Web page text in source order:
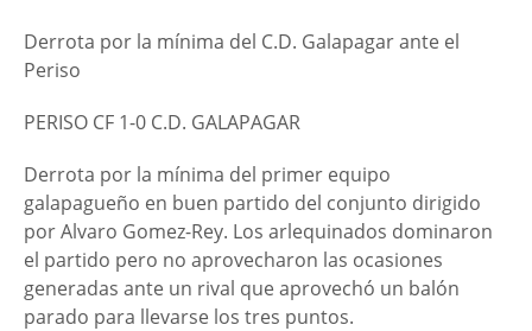
Derrota por la mínima del C.D. Galapagar ante el
Periso
PERISO CF 1-0 C.D. GALAPAGAR
Derrota por la mínima del primer equipo
galapagueño en buen partido del conjunto dirigido
por Alvaro Gomez-Rey. Los arlequinados dominaron
el partido pero no aprovecharon las ocasiones
generadas ante un rival que aprovechó un balón
parado para llevarse los tres puntos.